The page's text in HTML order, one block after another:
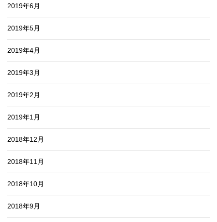
2019年6月
2019年5月
2019年4月
2019年3月
2019年2月
2019年1月
2018年12月
2018年11月
2018年10月
2018年9月